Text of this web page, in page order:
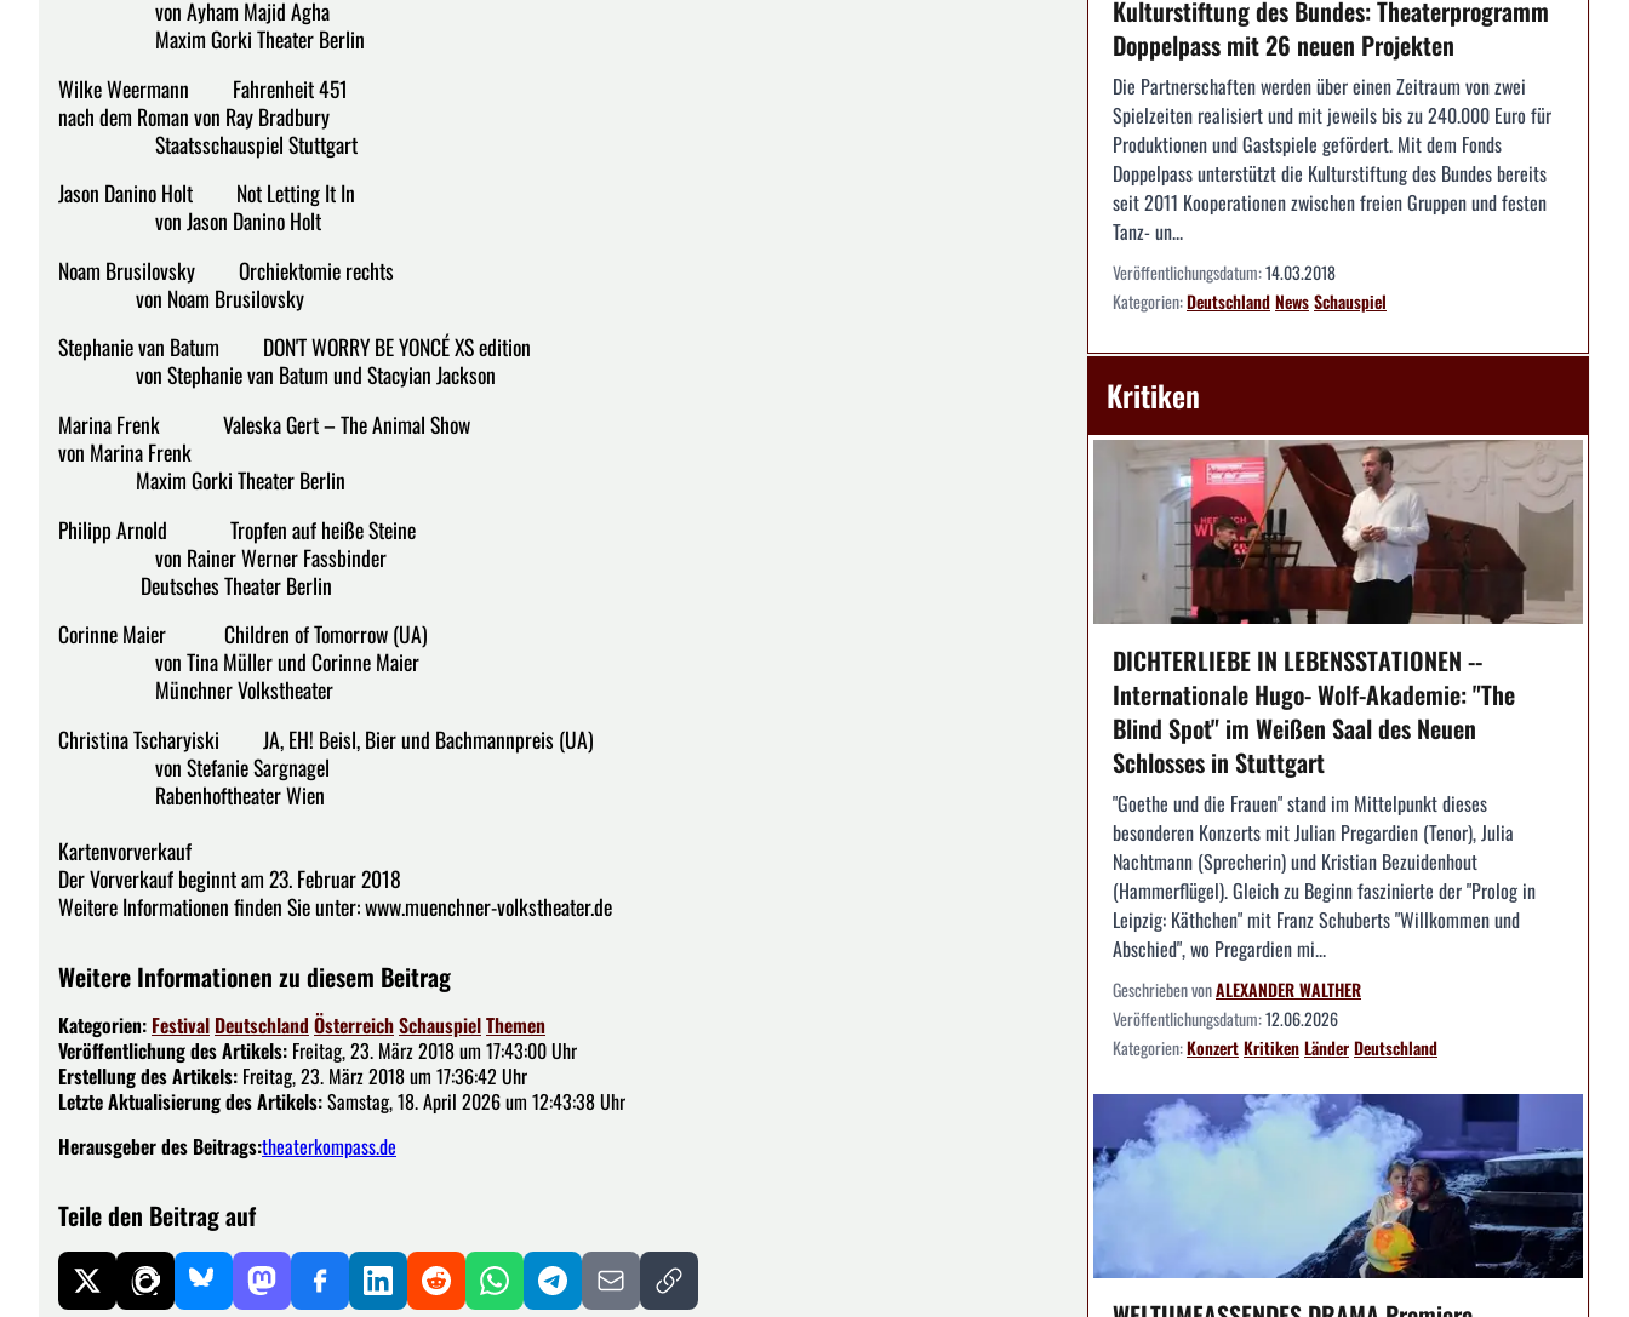
von Ayham Majid Agha
Maxim Gorki Theater Berlin
Wilke Weermann Fahrenheit 451
nach dem Roman von Ray Bradbury
Staatsschauspiel Stuttgart
Jason Danino Holt Not Letting It In
von Jason Danino Holt
Noam Brusilovsky Orchiektomie rechts
von Noam Brusilovsky
Stephanie van Batum DON'T WORRY BE YONCÉ XS edition
von Stephanie van Batum und Stacyian Jackson
Marina Frenk Valeska Gert – The Animal Show
von Marina Frenk
Maxim Gorki Theater Berlin
Philipp Arnold Tropfen auf heiße Steine
von Rainer Werner Fassbinder
Deutsches Theater Berlin
Corinne Maier Children of Tomorrow (UA)
von Tina Müller und Corinne Maier
Münchner Volkstheater
Christina Tscharyiski JA, EH! Beisl, Bier und Bachmannpreis (UA)
von Stefanie Sargnagel
Rabenhoftheater Wien
Kartenvorverkauf
Der Vorverkauf beginnt am 23. Februar 2018
Weitere Informationen finden Sie unter: www.muenchner-volkstheater.de
Weitere Informationen zu diesem Beitrag
Kategorien: Festival Deutschland ÖsterreichSchauspielThemen
Veröffentlichung des Artikels: Freitag, 23. März 2018 um 17:43:00 Uhr
Erstellung des Artikels: Freitag, 23. März 2018 um 17:36:42 Uhr
Letzte Aktualisierung des Artikels:Samstag, 18. April 2026 um 12:43:38 Uhr
Herausgeber des Beitrags:theaterkompass.de
Teile den Beitrag auf
Kulturstiftung des Bundes: Theaterprogramm
Doppelpass mit 26 neuen Projekten
Die Partnerschaften werden über einen Zeitraum von zwei
Spielzeiten realisiert und mit jeweils bis zu 240.000 Euro für
Produktionen und Gastspiele gefördert. Mit dem Fonds
Doppelpass unterstützt die Kulturstiftung des Bundes bereits
seit 2011 Kooperationen zwischen freien Gruppen und festen
Tanz- un...
Veröffentlichungsdatum:14.03.2018
Kategorien:DeutschlandNewsSchauspiel
Kritiken
DICHTERLIEBE IN LEBENSSTATIONEN --
Internationale Hugo- Wolf-Akademie: "The
Blind Spot" im Weißen Saal des Neuen
Schlosses in Stuttgart
"Goethe und die Frauen" stand im Mittelpunkt dieses
besonderen Konzerts mit Julian Pregardien (Tenor), Julia
Nachtmann (Sprecherin) und Kristian Bezuidenhout
(Hammerflügel). Gleich zu Beginn faszinierte der "Prolog in
Leipzig: Käthchen" mit Franz Schuberts "Willkommen und
Abschied", wo Pregardien mi...
Geschrieben vonALEXANDER WALTHER
Veröffentlichungsdatum:12.06.2026
Kategorien:KonzertKritikenLänderDeutschland